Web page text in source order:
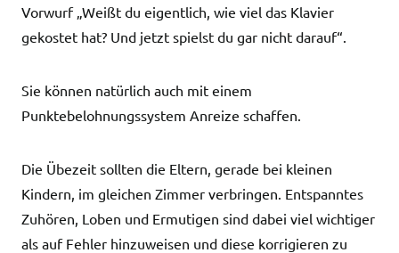
Vorwurf „Weißt du eigentlich, wie viel das Klavier
gekostet hat? Und jetzt spielst du gar nicht darauf“.
Sie können natürlich auch mit einem
Punktebelohnungssystem Anreize schaffen.
Die Übezeit sollten die Eltern, gerade bei kleinen
Kindern, im gleichen Zimmer verbringen. Entspanntes
Zuhören, Loben und Ermutigen sind dabei viel wichtiger
als auf Fehler hinzuweisen und diese korrigieren zu